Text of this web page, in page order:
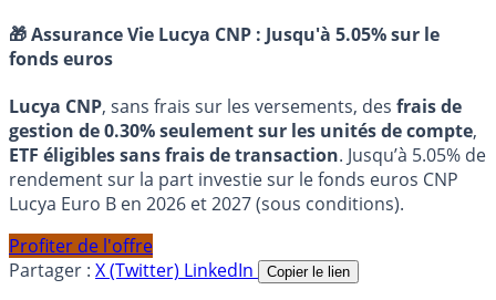
🎁 Assurance Vie Lucya CNP : Jusqu'à 5.05% sur le
fonds euros
Lucya CNP, sans frais sur les versements, des frais de
gestion de 0.30% seulement sur les unités de compte,
ETF éligibles sans frais de transaction. Jusqu’à 5.05% de
rendement sur la part investie sur le fonds euros CNP
Lucya Euro B en 2026 et 2027 (sous conditions).
Profiter de l'offre
Partager : X (Twitter) LinkedIn Copier le lien